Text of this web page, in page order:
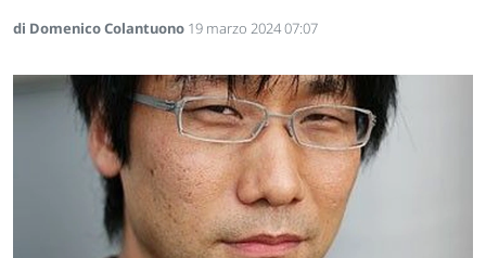
di Domenico Colantuono 19 marzo 2024 07:07